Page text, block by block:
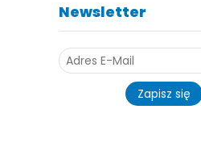
Newsletter
Zapisz się